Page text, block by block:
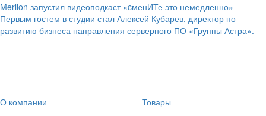
Merlion запустил видеоподкаст «cменИТе это немедленно»
Первым гостем в студии стал Алексей Кубарев, директор по
развитию бизнеса направления серверного ПО «Группы Астра».
О компании
Товары